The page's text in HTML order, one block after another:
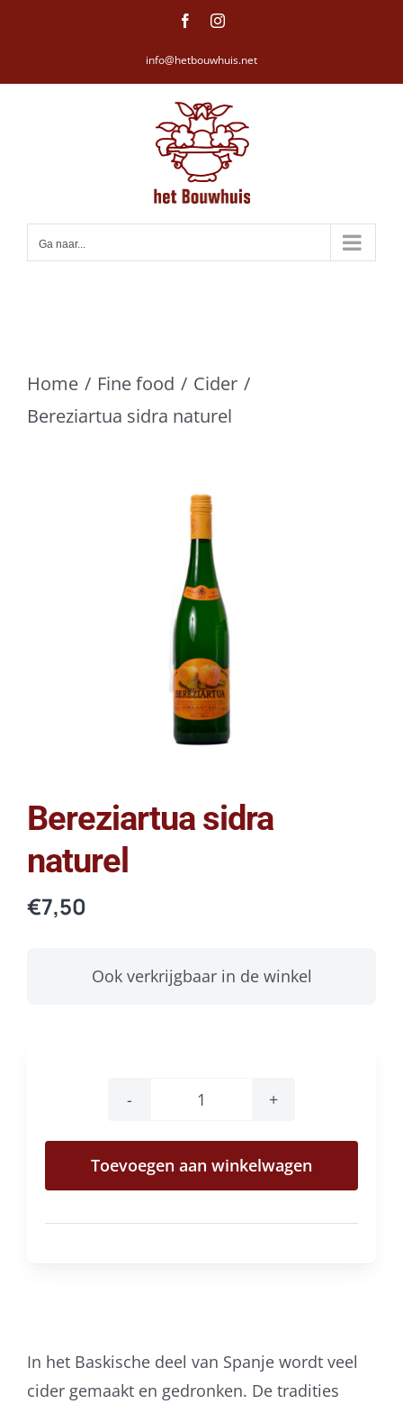
FacebookInstagram
info@hetbouwhuis.net
Ga naar...
Home Fine food
Cider
Bereziartua sidra naturel
Bereziartua sidra
naturel
€7,50
Ook verkrijgbaar in de winkel
Bereziartua
sidra
naturel
Toevoegen aan winkelwagen
In het Baskische deel van Spanje wordt veel
cider gemaakt en gedronken. De tradities